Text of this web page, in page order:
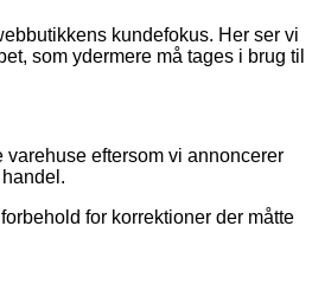
kundefokus. Her ser vi
som ydermere må tages i brug til
eftersom vi annoncerer
for korrektioner der måtte